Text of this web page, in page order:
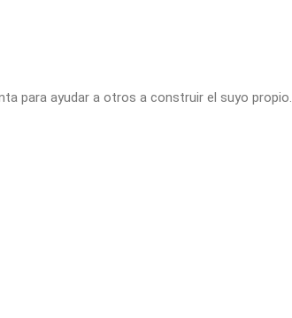
para ayudar a otros a construir el suyo propio.